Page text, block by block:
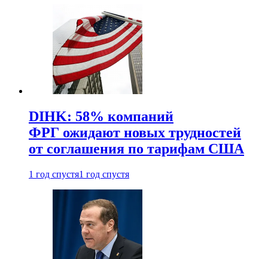
DIHK: 58% компаний
ФРГ ожидают новых трудностей
от соглашения по тарифам США
1 год спустя1 год спустя